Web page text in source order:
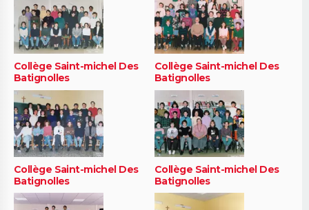
Collège Saint-michel Des
Batignolles
Collège Saint-michel Des
Batignolles
Collège Saint-michel Des
Batignolles
Collège Saint-michel Des
Batignolles